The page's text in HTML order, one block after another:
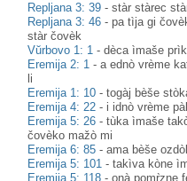
Repljana 3: 39 -stàr stàrec
Repljana 3: 46 -pa tìja gi
stàr čovèk
Vŭrbovo 1: 1 -dèca ìmaše
Eremija 2: 1 -a ednò vrème
li
Eremija 1: 10 -togàj bèše
Eremija 4: 22 - i idnò vrème
Eremija 5: 26 -tùka ìmaše
čovèko mažò mi
Eremija 6: 85 -ama bèše
Eremija 5: 101 -takìva kòne
Eremija 5: 118 -onà pomṛ̀zne